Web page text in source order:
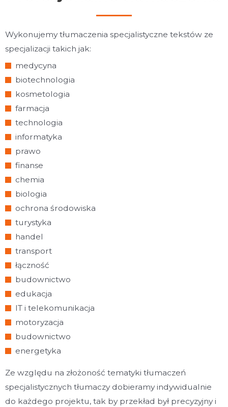
Wykonujemy tłumaczenia specjalistyczne tekstów ze
specjalizacji takich jak:
medycyna
biotechnologia
kosmetologia
farmacja
technologia
informatyka
prawo
finanse
chemia
biologia
ochrona środowiska
turystyka
handel
transport
łączność
budownictwo
edukacja
IT i telekomunikacja
motoryzacja
budownictwo
energetyka
Ze względu na złożoność tematyki tłumaczeń
specjalistycznych tłumaczy dobieramy indywidualnie
do każdego projektu, tak by przekład był precyzyjny i